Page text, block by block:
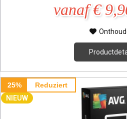
vanaf €
25%
Reduziert
NIEUW